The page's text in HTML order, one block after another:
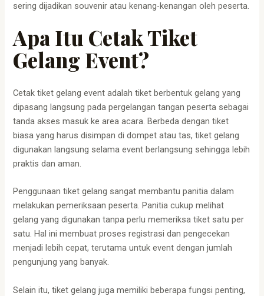
sering dijadikan souvenir atau kenang-kenangan oleh peserta.
Apa Itu Cetak Tiket
Gelang Event?
Cetak tiket gelang event adalah tiket berbentuk gelang yang
dipasang langsung pada pergelangan tangan peserta sebagai
tanda akses masuk ke area acara. Berbeda dengan tiket
biasa yang harus disimpan di dompet atau tas, tiket gelang
digunakan langsung selama event berlangsung sehingga lebih
praktis dan aman.
Penggunaan tiket gelang sangat membantu panitia dalam
melakukan pemeriksaan peserta. Panitia cukup melihat
gelang yang digunakan tanpa perlu memeriksa tiket satu per
satu. Hal ini membuat proses registrasi dan pengecekan
menjadi lebih cepat, terutama untuk event dengan jumlah
pengunjung yang banyak.
Selain itu, tiket gelang juga memiliki beberapa fungsi penting,